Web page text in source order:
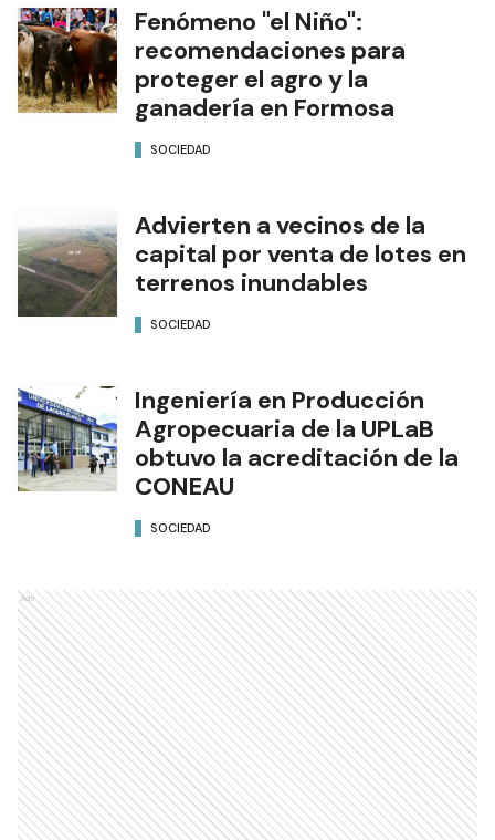
Fenómeno "el Niño":
recomendaciones para
proteger el agro y la
ganadería en Formosa
SOCIEDAD
Advierten a vecinos de la
capital por venta de lotes en
terrenos inundables
SOCIEDAD
Ingeniería en Producción
Agropecuaria de la UPLaB
obtuvo la acreditación de la
CONEAU
SOCIEDAD
Ads